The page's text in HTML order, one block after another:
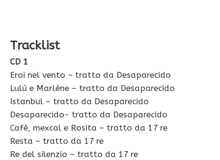
Tracklist
CD 1
Eroi nel vento – tratto da Desaparecido
Lulù e Marlène – tratto da Desaparecido
Istanbul – tratto da Desaparecido
Desaparecido- tratto da Desaparecido
Cafè, mexcal e Rosita – tratto da 17 re
Resta – tratto da 17 re
Re del silenzio – tratto da 17 re